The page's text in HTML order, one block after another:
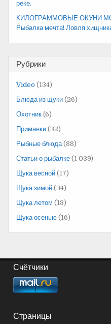
реке.
КИЛОГРАММОВЫЕ ОКУНИ
Рыбалка мечта! Ловля
Рубрики
Video (134)
Блюда из щуки (26)
Охотник (6)
Приманки (32)
Рыбные блюда(88)
Статьи о рыбалке (1 039)
Щука весной (17)
Щука зимой (34)
Щука летом (13)
Щука осенью (16)
Счётчики
Страницы